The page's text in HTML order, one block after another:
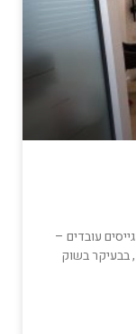
עובדים –
בבעיקר בשוק